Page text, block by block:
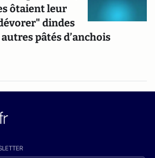
ôtaient leur
dindes
pâtés d’anchois